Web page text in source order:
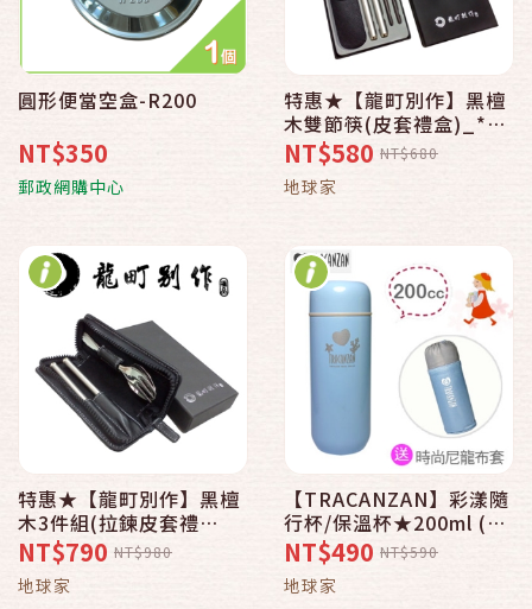
圓形便當空盒-R200
NT$350
郵政網購中心
特惠★【龍町別作】黑檀
木雙節筷(皮套禮盒)_*弘
麒(地球家)_
NT$580 NT$680
地球家
特惠★【龍町別作】黑檀
木3件組(拉鍊皮套禮
盒)_*地球家(弘麒)_
NT$790 NT$980
地球家
【TRACANZAN】彩漾隨
行杯/保溫杯★200ml (海
洋藍1支) 304 18-8不銹
鋼 亮麗輕巧_*弘麒(地球
家)
NT$490 NT$590
地球家